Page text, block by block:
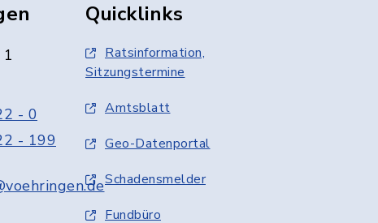
- 0
- 199
Quicklinks
Ratsinformation,
Sitzungstermine
Amtsblatt
Geo-Datenportal
Schadensmelder
Fundbüro